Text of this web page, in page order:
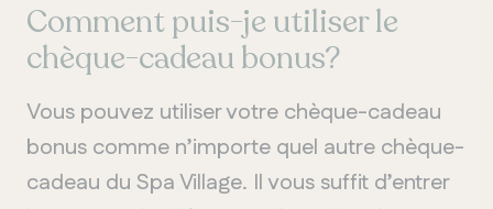
Comment puis-je utiliser le
chèque-cadeau bonus?
Vous pouvez utiliser votre chèque-cadeau
bonus comme n’importe quel autre chèque-
cadeau du Spa Village. Il vous suffit d’entrer